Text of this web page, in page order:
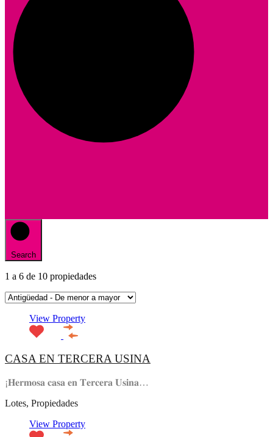
Search
1 a 6 de 10 propiedades
View Property
CASA EN TERCERA USINA
¡𝐇𝐞𝐫𝐦𝐨𝐬𝐚 𝐜𝐚𝐬𝐚 𝐞𝐧 𝐓𝐞𝐫𝐜𝐞𝐫𝐚 𝐔𝐬𝐢𝐧𝐚…
Lotes, Propiedades
View Property